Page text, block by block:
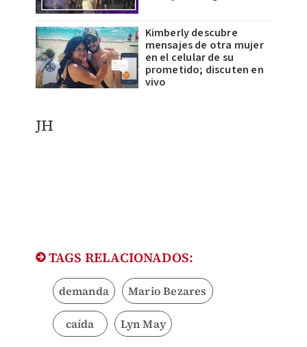
Kimberly descubre
mensajes de otra mujer
en el celular de su
prometido; discuten en
vivo
​JH
TAGS RELACIONADOS:
demanda Mario Bezares
caída Lyn May